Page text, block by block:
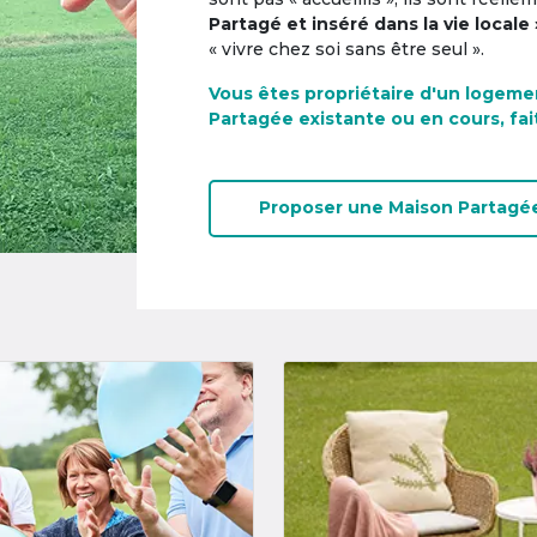
Partagé et inséré dans la vie locale
« vivre chez soi sans être seul ».
Vous êtes propriétaire d'un
Partagée existante ou en cours,
Proposer une Maison